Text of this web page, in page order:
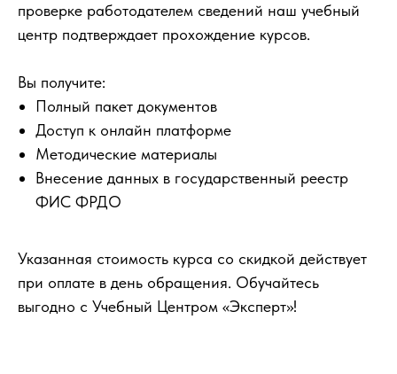
проверке работодателем сведений наш учебный
центр подтверждает прохождение курсов.
Вы получите:
Полный пакет документов
Доступ к онлайн платформе
Методические материалы
Внесение данных в государственный реестр
ФИС ФРДО
Указанная стоимость курса со скидкой действует
при оплате в день обращения. Обучайтесь
выгодно с Учебный Центром «Эксперт»!